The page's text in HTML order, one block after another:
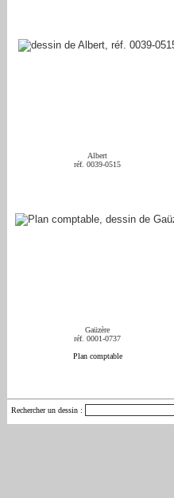
Albert
réf. 0039-0515
Gaüzère
réf. 0001-0737
Plan comptable
Rechercher un dessin :